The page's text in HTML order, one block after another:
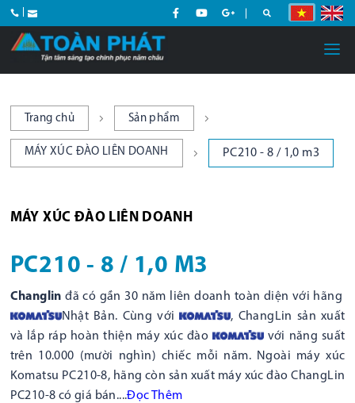
Trang chủ Sản phẩm
MÁY XÚC ĐÀO LIÊN DOANH PC210 - 8 / 1,0 m3
MÁY XÚC ĐÀO LIÊN DOANH
PC210 - 8 / 1,0 M3
Changlin đã có gần 30 năm liên doanh toàn diện với hãng
Nhật Bản. Cùng với
, ChangLin sản xuất
và lắp ráp hoàn thiện máy xúc đào
với năng suất
trên 10.000 (mười nghìn) chiếc mỗi năm. Ngoài máy xúc
Komatsu PC210-8, hãng còn sản xuất máy xúc đào ChangLin
PC210-8 có giá bán....ĐọcThêm